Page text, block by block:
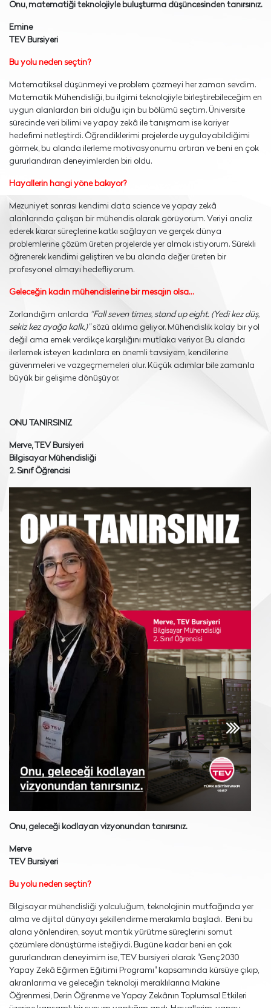
Onu, matematiği teknolojiyle buluşturma düşüncesinden tanırsınız.
Emine
TEV Bursiyeri
Bu yolu neden seçtin?
Matematiksel düşünmeyi ve problem çözmeyi her zaman sevdim.
Matematik Mühendisliği, bu ilgimi teknolojiyle birleştirebileceğim en
uygun alanlardan biri olduğu için bu bölümü seçtim. Üniversite
sürecinde veri bilimi ve yapay zekâ ile tanışmam ise kariyer
hedefimi netleştirdi. Öğrendiklerimi projelerde uygulayabildiğimi
görmek, bu alanda ilerleme motivasyonumu artıran ve beni en çok
gururlandıran deneyimlerden biri oldu.
Hayallerin hangi yöne bakıyor?
Mezuniyet sonrası kendimi data science ve yapay zekâ
alanlarında çalışan bir mühendis olarak görüyorum. Veriyi analiz
ederek karar süreçlerine katkı sağlayan ve gerçek dünya
problemlerine çözüm üreten projelerde yer almak istiyorum. Sürekli
öğrenerek kendimi geliştiren ve bu alanda değer üreten bir
profesyonel olmayı hedefliyorum.
Geleceğin kadın mühendislerine bir mesajın olsa…
Zorlandığım anlarda “Fall seven times, stand up eight. (Yedi kez düş,
sekiz kez ayağa kalk.)”sözü aklıma geliyor. Mühendislik kolay bir yol
değil ama emek verdikçe karşılığını mutlaka veriyor. Bu alanda
ilerlemek isteyen kadınlara en önemli tavsiyem, kendilerine
güvenmeleri ve vazgeçmemeleri olur. Küçük adımlar bile zamanla
büyük bir gelişime dönüşüyor.
ONU TANIRSINIZ
Merve, TEV Bursiyeri
Bilgisayar Mühendisliği
2. Sınıf Öğrencisi
Onu, geleceği kodlayan vizyonundan tanırsınız.
Merve
TEV Bursiyeri
Bu yolu neden seçtin?
Bilgisayar mühendisliği yolculuğum, teknolojinin mutfağında yer
alma ve dijital dünyayı şekillendirme merakımla başladı. Beni bu
alana yönlendiren, soyut mantık yürütme süreçlerini somut
çözümlere dönüştürme isteğiydi. Bugüne kadar beni en çok
gururlandıran deneyimim ise, TEV bursiyeri olarak "Genç2030
Yapay Zekâ Eğirmen Eğitimi Programı" kapsamında kürsüye çıkıp,
akranlarıma ve geleceğin teknoloji meraklılarına Makine
Öğrenmesi, Derin Öğrenme ve Yapay Zekânın Toplumsal Etkileri